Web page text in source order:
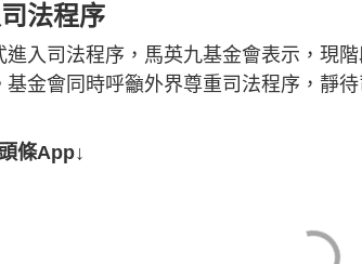
法程序
進入司法程序，馬英九基金會表示，現
基金會同時呼籲外界尊重司法程序，靜
條App↓